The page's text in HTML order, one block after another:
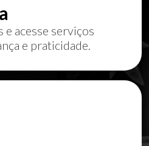
acesse serviços
e praticidade.